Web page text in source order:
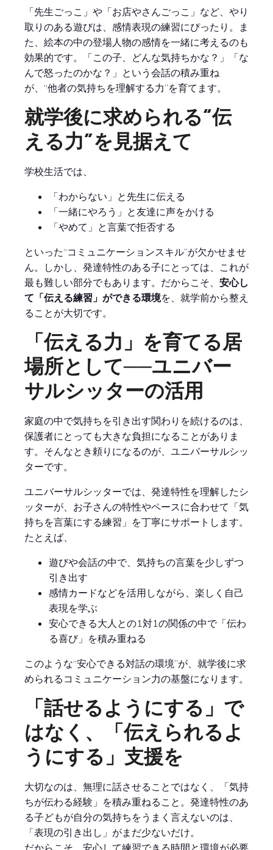
「先生ごっこ」や「お店やさんごっこ」など、やり
取りのある遊びは、感情表現の練習にぴったり。ま
た、絵本の中の登場人物の感情を一緒に考えるのも
効果的です。「この子、どんな気持ちかな？」「な
んで怒ったのかな？」という会話の積み重ね
が、“他者の気持ちを理解する力”を育てます。
就学後に求められる“伝
える力”を見据えて
学校生活では、
「わからない」と先生に伝える
「一緒にやろう」と友達に声をかける
「やめて」と言葉で拒否する
といった“コミュニケーションスキル”が欠かせませ
ん。しかし、発達特性のある子にとっては、これが
最も難しい部分でもあります。だからこそ、 安心し
て「伝える練習」ができる環境を、就学前から整え
ることが大切です。
「伝える力」を育てる居
場所として──ユニバー
サルシッターの活用
家庭の中で気持ちを引き出す関わりを続けるのは、
保護者にとっても大きな負担になることがありま
す。そんなとき頼りになるのが、ユニバーサルシッ
ターです。
ユニバーサルシッターでは、発達特性を理解したシ
ッターが、お子さんの特性やペースに合わせて「気
持ちを言葉にする練習」を丁寧にサポートします。
たとえば、
遊びや会話の中で、気持ちの言葉を少しずつ
引き出す
感情カードなどを活用しながら、楽しく自己
表現を学ぶ
安心できる大人との1対1の関係の中で「伝わ
る喜び」を積み重ねる
このような“安心できる対話の環境”が、就学後に求
められるコミュニケーション力の基盤になります。
「話せるようにする」で
はなく、「伝えられるよ
うにする」支援を
大切なのは、無理に話させることではなく、「気持
ちが伝わる経験」を積み重ねること。発達特性のあ
る子どもが自分の気持ちをうまく言えないのは、
「表現の引き出し」がまだ少ないだけ。
だからこそ、安心して練習できる時間と環境が必要